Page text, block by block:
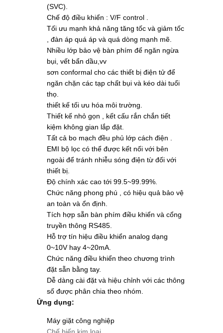
(SVC).
Chế độ điều khiển : V/F control .
Tối ưu mạnh khả năng tăng tốc và giảm tốc
, đàn áp quá áp và quá dòng mạnh mẽ.
Nhiều lớp bảo vệ bàn phím để ngăn ngừa
bụi, vết bẩn dầu,vv
sơn conformal cho các thiết bị điện tử để
ngăn chặn các tạp chất bụi và kéo dài tuổi
thọ.
thiết kế tối ưu hóa môi trường.
Thiết kế nhỏ gọn , kết cấu rắn chắn tiết
kiệm không gian lắp đặt.
Tất cả bo mạch đều phủ lớp cách điện .
EMI bộ lọc có thể được kết nối với bên
ngoài để tránh nhiễu sóng điện từ đối với
thiết bị.
Độ chính xác cao tới 99.5~99.99%.
Chức năng phong phú , có hiệu quả bảo vệ
an toàn và ổn định.
Tích hợp sẵn bàn phím điều khiển và cổng
truyền thông RS485.
Hỗ trợ tín hiệu điều khiển analog dạng
0~10V hay 4~20mA.
Chức năng điều khiển theo chương trình
đặt sẵn bằng tay.
Dễ dàng cài đặt và hiệu chỉnh với các thông
số được phân chia theo nhóm.
Ứng dụng:
Máy giặt công nghiệp